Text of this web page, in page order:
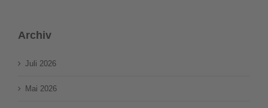
Archiv
Juli 2026
Mai 2026